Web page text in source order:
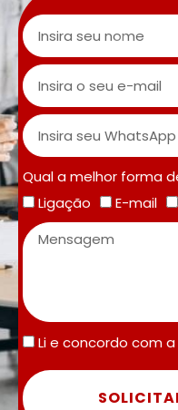
Qual a melhor forma
Ligação
E-mail
Li e concordo com a